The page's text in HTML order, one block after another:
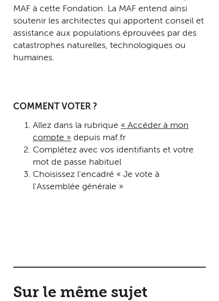
MAF à cette Fondation. La MAF entend ainsi
soutenir les architectes qui apportent conseil et
assistance aux populations éprouvées par des
catastrophes naturelles, technologiques ou
humaines.
COMMENT VOTER ?
Allez dans la rubrique « Accéder à mon
compte » depuis maf.fr
Complétez avec vos identifiants et votre
mot de passe habituel
Choisissez l'encadré « Je vote à
l'Assemblée générale »
Sur le même sujet